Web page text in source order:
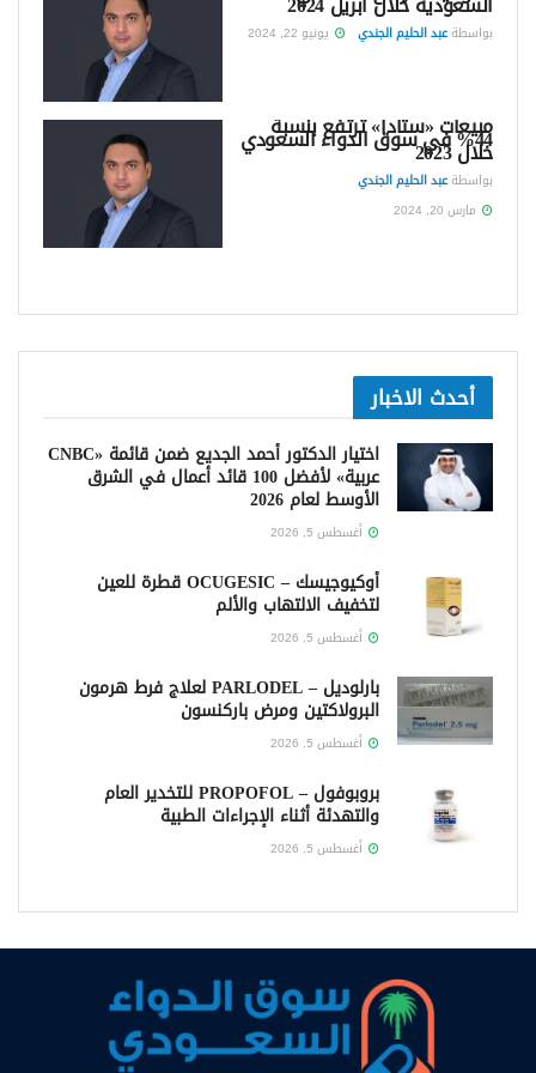
بواسطةعبد الحليم الجندي يونيو 22, 2024
مبيعات «ستادا» ترتفع بنسبة
44% في سوق الدواء السعوديخلال 2023
بواسطةعبد الحليم الجندي
مارس 20, 2024
أحدث الاخبار
اختيار الدكتور أحمد الجديع ضمن قائمة «CNBC
عربية» لأفضل 100 قائد أعمال في الشرق
الأوسط لعام 2026
أغسطس 5, 2026
أوكيوجيسك – OCUGESIC قطرة للعين
لتخفيف الالتهاب والألم
أغسطس 5, 2026
بارلوديل – PARLODEL لعلاج فرط هرمون
البرولاكتين ومرض باركنسون
أغسطس 5, 2026
بروبوفول – PROPOFOL للتخدير العام
والتهدئة أثناء الإجراءات الطبية
أغسطس 5, 2026